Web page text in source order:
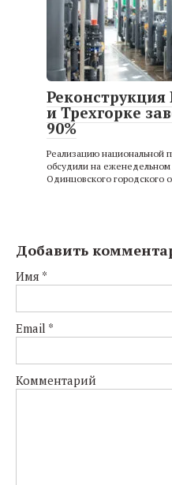
и Трехгорке
90%
Реализацию национальной
обсудили на
Одинцовского городского
Добавить
Имя *
Email *
Комментарий